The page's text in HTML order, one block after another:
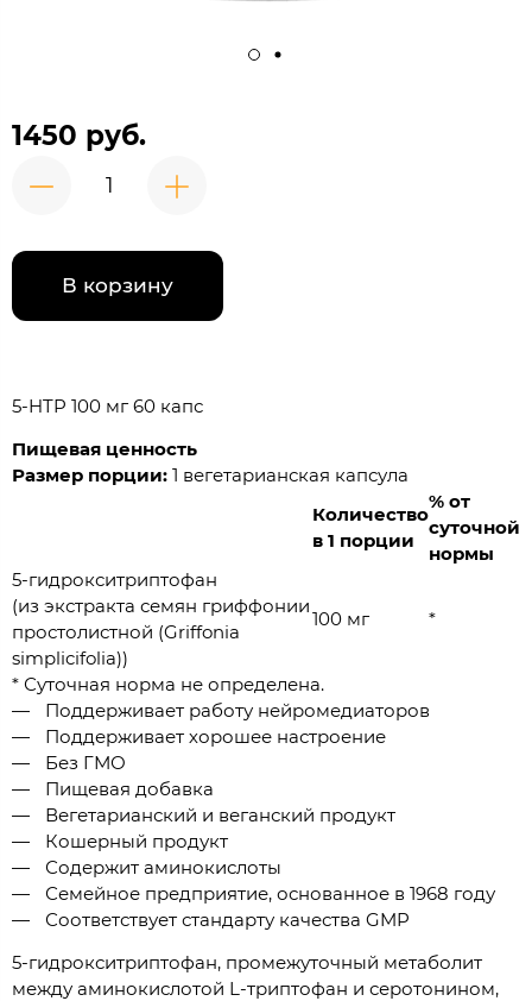
1450 руб.
В корзину
5-HTP 100 мг 60 капс
Пищевая ценность
Размер порции: 1 вегетарианская капсула
Количество
в 1 порции
% от
суточной
нормы
5-гидрокситриптофан
(из экстракта семян гриффонии
простолистной (Griffonia
simplicifolia))
100 мг *
* Суточная норма не определена.
Поддерживает работу нейромедиаторов
Поддерживает хорошее настроение
Без ГМО
Пищевая добавка
Вегетарианский и веганский продукт
Кошерный продукт
Содержит аминокислоты
Семейное предприятие, основанное в 1968 году
Соответствует стандарту качества GMP
5-гидрокситриптофан, промежуточный метаболит
между аминокислотой L-триптофан и серотонином,